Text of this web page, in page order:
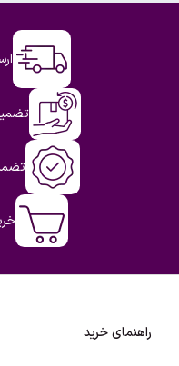
راهنمای خرید